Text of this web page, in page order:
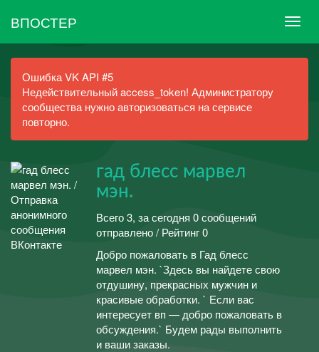
ВПОСТЕР
Ошибка VK API #5
Недействительный access_token! Администратору
сообщества нужно авторизоваться на сервисе
повторно.
гад блесс марвел
мэн.
Всего 3, за сегодня 0 сообщений
отправлено / Рейтинг 0
Добро пожаловать в Гад блесс
марвел мэн. `Здесь вы найдете свою
отдушину, прекрасных мужчин и
красивые обработки. ` Если вас
интересует вп — добро пожаловать в
обсуждения.` Будем рады выполнить
и ваши заказы.